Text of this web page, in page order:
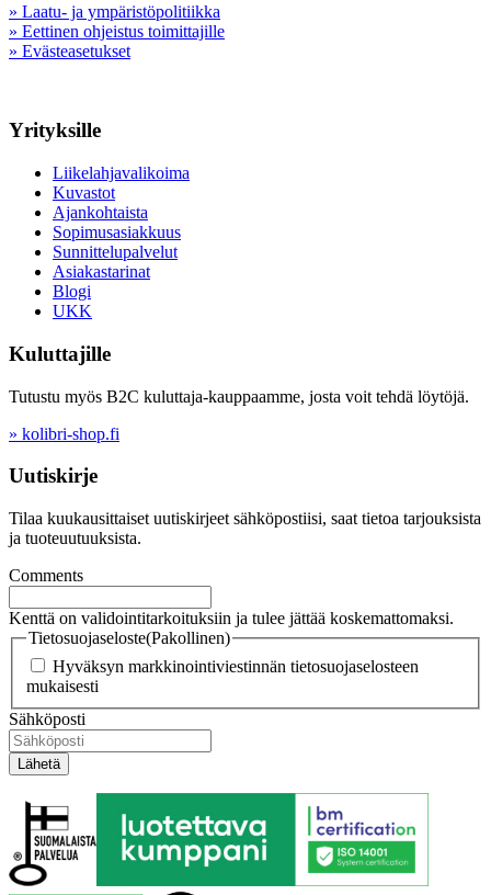
» Laatu- ja ympäristöpolitiikka
» Eettinen ohjeistus toimittajille
» Evästeasetukset
Yrityksille
Liikelahjavalikoima
Kuvastot
Ajankohtaista
Sopimusasiakkuus
Sunnittelupalvelut
Asiakastarinat
Blogi
UKK
Kuluttajille
Tutustu myös B2C kuluttaja-kauppaamme, josta voit tehdä löytöjä.
» kolibri-shop.fi
Uutiskirje
Tilaa kuukausittaiset uutiskirjeet sähköpostiisi, saat tietoa tarjouksista
ja tuoteuutuuksista.
Comments
Kenttä on validointitarkoituksiin ja tulee jättää koskemattomaksi.
Tietosuojaseloste(Pakollinen)
Hyväksyn markkinointiviestinnän tietosuojaselosteen
mukaisesti
Sähköposti